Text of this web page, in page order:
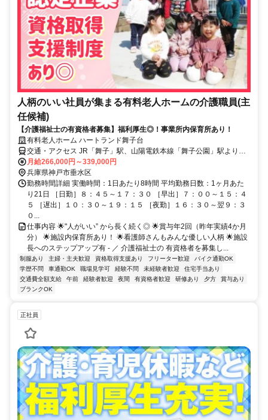
人柄のいい社員が集まる有料老人ホームの介護職員(主
任候補)
【介護福祉士の有資格者募集】福利厚生◎！事業所内保育所あり！
有料老人ホーム ハートランド舞子台
交通・アクセス JR「舞子」駅、山陽電鉄本線「舞子公園」駅より徒
歩10分
月給266,000円～339,000円
兵庫県神戸市垂水区
勤務時間詳細 実働時間：1日あたり8時間 平均勤務日数：1ヶ月あた
り21日 ［日勤］８：４５～１７：３０ ［早出］７：００～１５：４
５ ［遅出］１０：３０～１９：１５ ［夜勤］１６：３０～翌９：３
０...
仕事内容 🌟"人がいい” から長く続く◎ 🌟賞与年2回（昨年実績4か月
分） 🌟施設内保育所あり！ 🌟看護師さんもみんな優しい人柄 🌟施設
長へのステップアップ有 - ／ 介護福祉士の 有資格者を募集し...
制服あり 主婦・主夫歓迎 資格取得支援あり フリーター歓迎
バイク通勤OK
学歴不問
車通勤OK 職場見学可 経験不問 未経験者歓迎
住宅手当あり
交通費全額支給
午前 経験者歓迎 夜間 有資格者歓迎 研修あり 夕方
賞与あり
ブランクOK
正社員